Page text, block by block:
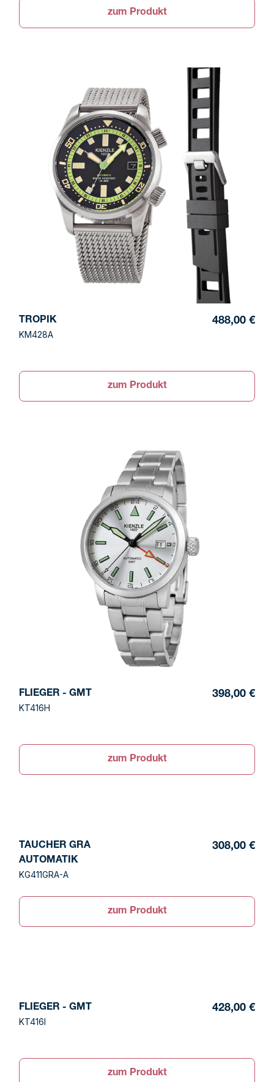
zum Produkt
TROPIK
KM428A
488,00 €
zum Produkt
FLIEGER - GMT
KT416H
398,00 €
zum Produkt
TAUCHER GRA
AUTOMATIK
KG411GRA-A
308,00 €
zum Produkt
FLIEGER - GMT
KT416I
428,00 €
zum Produkt